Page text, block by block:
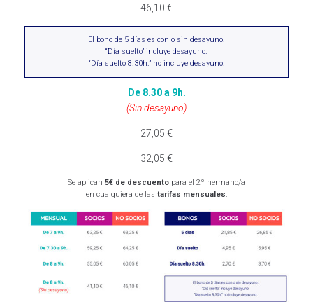
46,10 €
El bono de 5 días es con o sin desayuno.
“Día suelto” incluye desayuno.
“Día suelto 8.30h.” no incluye desayuno.
De 8.30 a 9h.
(Sin desayuno)
27,05 €
32,05 €
Se aplican 5€ de descuento para el 2º hermano/a
en cualquiera de las tarifas mensuales.